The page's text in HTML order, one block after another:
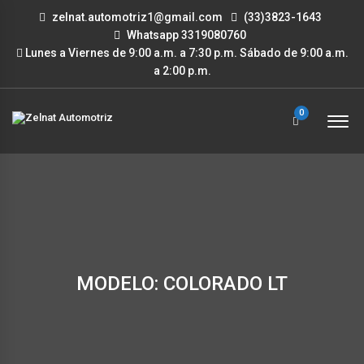
zelnat.automotriz1@gmail.com
(33)3823-1643
Whatsapp 3319080760
Lunes a Viernes de 9:00 a.m. a 7:30 p.m. Sábado de 9:00 a.m.
a 2:00 p.m.
0
MODELO: COLORADO LT